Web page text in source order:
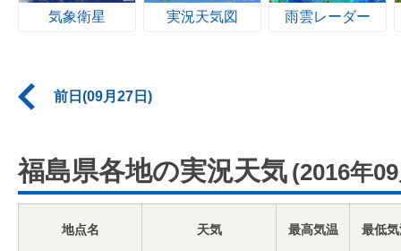
気象衛星 実況天気図 雨雲レーダー
前日(09月27日)
福島県各地の実況天気 (2016年
地点名 天気 最高気温 最低